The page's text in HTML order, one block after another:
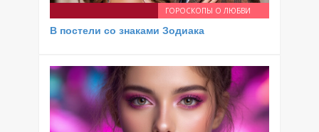
ГОРОСКОПЫ О ЛЮБВИ
В постели со знаками Зодиака